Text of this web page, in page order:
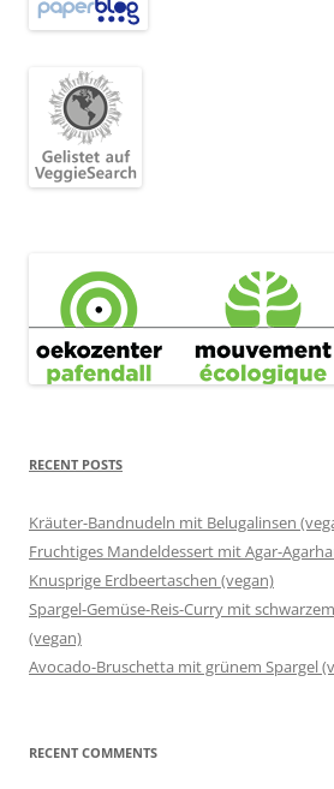
RECENT POSTS
Kräuter-Bandnudeln mit Belugalinsen
Fruchtiges Mandeldessert mit Agar-
Knusprige Erdbeertaschen (vegan)
Spargel-Gemüse-Reis-Curry mit
(vegan)
Avocado-Bruschetta mit grünem Spargel
RECENT COMMENTS